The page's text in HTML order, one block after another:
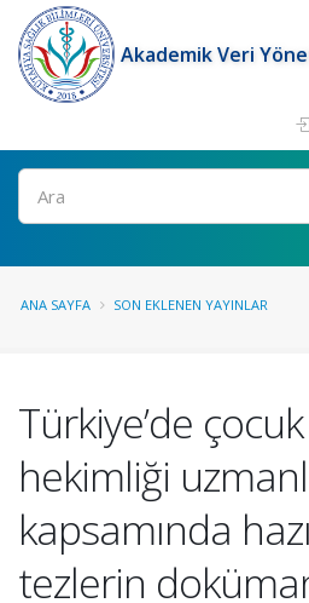
Akademik Veri
Ara
ANA SAYFA SON EKLENEN YAYINLAR
Türkiye’de
hekimliği
kapsamında
tezlerin